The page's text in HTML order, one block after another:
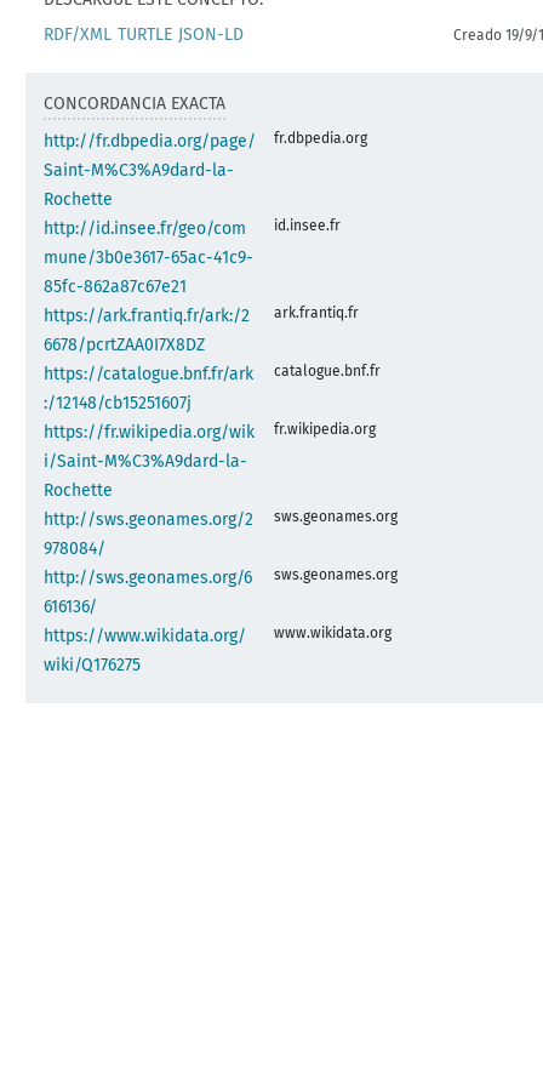
RDF/XML TURTLE JSON-LD Creado 19/9/
CONCORDANCIA EXACTA
http://fr.dbpedia.org/page/
Saint-M%C3%A9dard-la-
Rochette
fr.dbpedia.org
http://id.insee.fr/geo/com
mune/3b0e3617-65ac-41c9-
85fc-862a87c67e21
id.insee.fr
https://ark.frantiq.fr/ark:/2
6678/pcrtZAA0I7X8DZ
ark.frantiq.fr
https://catalogue.bnf.fr/ark
:/12148/cb15251607j
catalogue.bnf.fr
https://fr.wikipedia.org/wik
i/Saint-M%C3%A9dard-la-
Rochette
fr.wikipedia.org
http://sws.geonames.org/2
978084/
sws.geonames.org
http://sws.geonames.org/6
616136/
sws.geonames.org
https://www.wikidata.org/
wiki/Q176275
www.wikidata.org